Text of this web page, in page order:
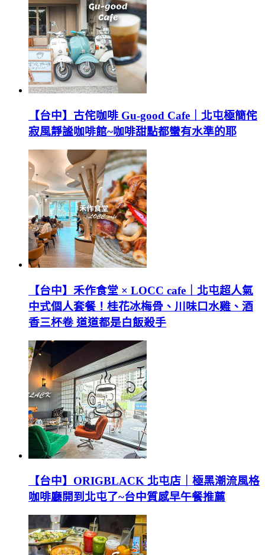
【台中】古侘咖啡 Gu-good Cafe｜北屯極簡侘
寂風靜謐咖啡館~咖啡甜點都蠻有水準的耶
【台中】禾作食堂 × LOCC cafe｜北屯超人氣
中式個人套餐！桂花冰梅骨、川味口水雞、酒
香三杯卷 道道都是白飯殺手
【台中】ORIGBLACK 北屯店｜極黑潮流風格
咖啡廳開到北屯了~台中質感早午餐推薦